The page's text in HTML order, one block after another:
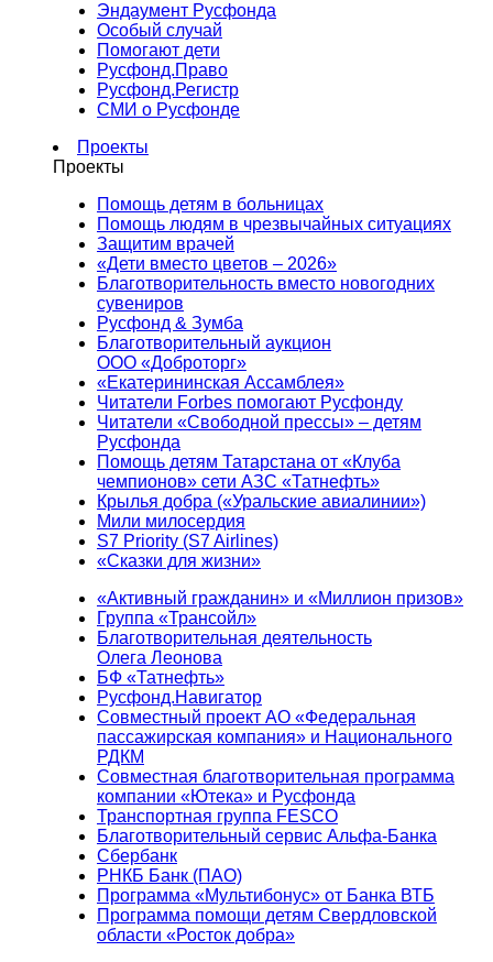
Эндаумент Русфонда
Особый случай
Помогают дети
Русфонд.Право
Русфонд.Регистр
СМИ о Русфонде
Проекты
Проекты
Помощь детям в больницах
Помощь людям в чрезвычайных ситуациях
Защитим врачей
«Дети вместо цветов – 2026»
Благотворительность вместо новогодних
сувениров
Русфонд & Зумба
Благотворительный аукцион
ООО «Доброторг»
«Екатерининская Ассамблея»
Читатели Forbes помогают Русфонду
Читатели «Свободной прессы» – детям
Русфонда
Помощь детям Татарстана от «Клуба
чемпионов» сети АЗС «Татнефть»
Крылья добра («Уральские авиалинии»)
Мили милосердия
S7 Priority (S7 Airlines)
«Сказки для жизни»
«Активный гражданин» и «Миллион призов»
Группа «Трансойл»
Благотворительная деятельность
Олега Леонова
БФ «Татнефть»
Русфонд.Навигатор
Совместный проект АО «Федеральная
пассажирская компания» и Национального
РДКМ
Совместная благотворительная программа
компании «Ютека» и Русфонда
Транспортная группа FESCO
Благотворительный сервис Альфа-Банка
Сбербанк
РНКБ Банк (ПАО)
Программа «Мультибонус» от Банка ВТБ
Программа помощи детям Свердловской
области «Росток добра»